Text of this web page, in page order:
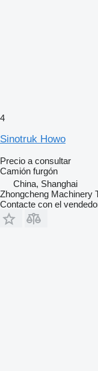
4
Sinotruk Howo
Precio a consultar
Camión furgón
China, Shanghai
Zhongcheng Machinery
Contacte con el